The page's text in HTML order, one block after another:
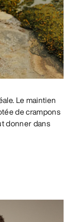
Le maintien
de crampons
donner dans